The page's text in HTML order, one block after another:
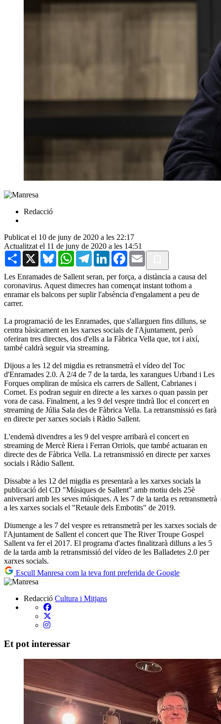
Redacció
Publicat el 10 de juny de 2020 a les 22:17
Actualitzat el 11 de juny de 2020 a les 14:51
Share X BlueskyWhatsAppTelegramLinkedInFacebook
Email
Les Enramades de Sallent seran, per força, a distància a causa del
coronavirus. Aquest dimecres han començat instant tothom a
enramar els balcons per suplir l'absència d'engalament a peu de
carrer.
La programació de les Enramades, que s'allarguen fins dilluns, se
centra bàsicament en les xarxes socials de l'Ajuntament, però
oferiran tres directes, dos d'ells a la Fàbrica Vella que, tot i així,
també caldrà seguir via streaming.
Dijous a les 12 del migdia es retransmetrà el vídeo del Toc
d'Enramades 2.0. A 2/4 de 7 de la tarda, les xarangues Urband i Les
Forques ompliran de música els carrers de Sallent, Cabrianes i
Cornet. Es podran seguir en directe a les xarxes o quan passin per
vora de casa. Finalment, a les 9 del vespre tindrà lloc el concert en
streaming de Júlia Sala des de Fàbrica Vella. La retransmissió es farà
en directe per xarxes socials i Ràdio Sallent.
L'endemà divendres a les 9 del vespre arribarà el concert en
streaming de Mercè Riera i Ferran Orriols, que també actuaran en
directe des de Fàbrica Vella. La retransmissió en directe per xarxes
socials i Ràdio Sallent.
Dissabte a les 12 del migdia es presentarà a les xarxes socials la
publicació del CD "Músiques de Sallent" amb motiu dels 25è
aniversari amb les seves músiques. A les 7 de la tarda es retransmetrà
a les xarxes socials el "Retaule dels Embotits" de 2019.
Diumenge a les 7 del vespre es retransmetrà per les xarxes socials de
l'Ajuntament de Sallent el concert que The River Troupe Gospel
Sallent va fer el 2017. El programa d'actes finalitzarà dilluns a les 5
de la tarda amb la retransmissió del vídeo de les Balladetes 2.0 per
xarxes socials.
Escull Manresa com la teva font preferida de Google
Redacció Cultura i Mitjans
Et pot interessar